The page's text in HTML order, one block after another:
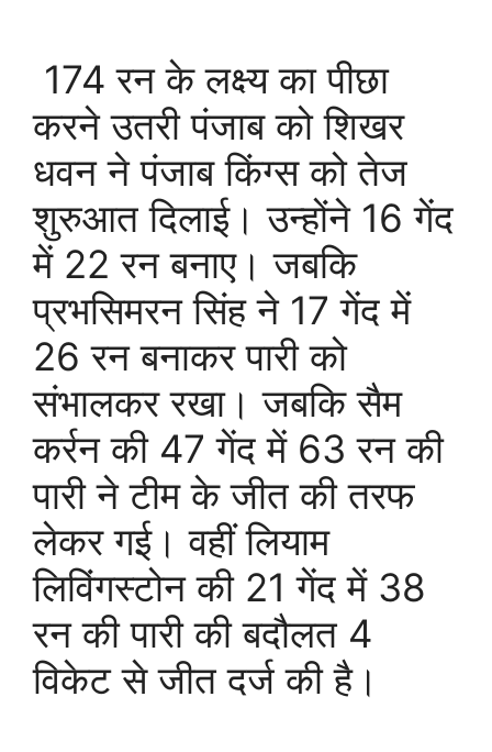
174 रन के लक्ष्य का पीछा
करने उतरी पंजाब को शिखर
धवन ने पंजाब किंग्स को तेज
शुरुआत दिलाई। उन्होंने 16 गेंद
में 22 रन बनाए। जबकि
प्रभसिमरन सिंह ने 17 गेंद में
26 रन बनाकर पारी को
संभालकर रखा। जबकि सैम
कर्रन की 47 गेंद में 63 रन की
पारी ने टीम के जीत की तरफ
लेकर गई। वहीं लियाम
लिविंगस्टोन की 21 गेंद में 38
रन की पारी की बदौलत 4
विकेट से जीत दर्ज की है।